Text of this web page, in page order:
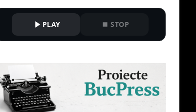
PLAY STOP